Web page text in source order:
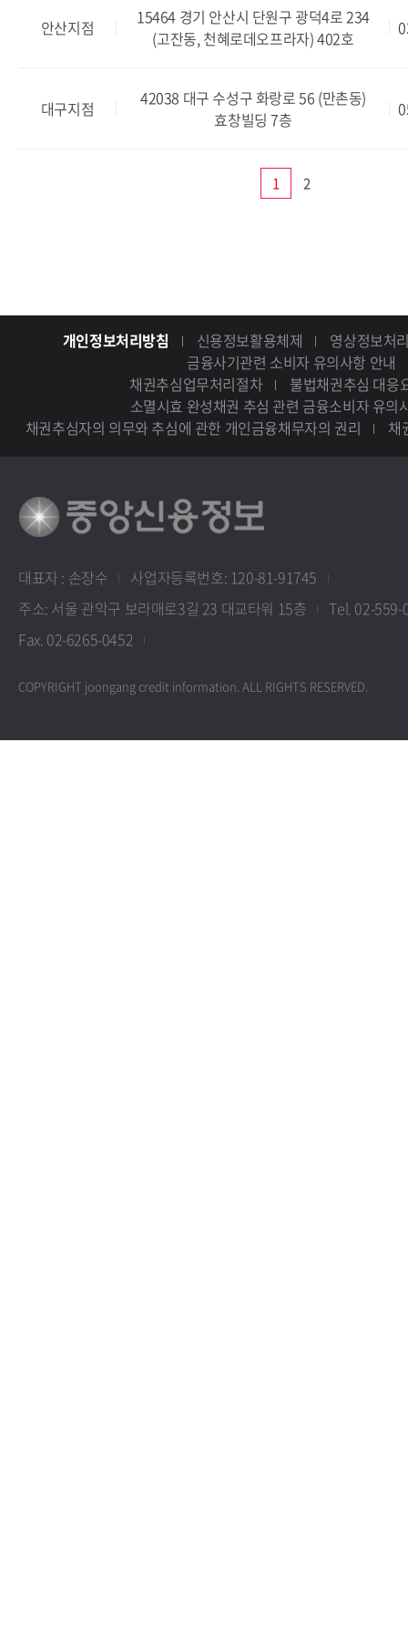
안산지점
15464 경기 안산시 단원구 광덕4로 234
(고잔동, 천혜로데오프라자) 402호
대구지점
42038 대구 수성구 화랑로 56 (만촌동)
효창빌딩 7층
1 2
개인정보처리방침 신용정보활용체제
영상정보처
금융사기관련 소비자 유의사항 안내
채권추심업무처리절차
불법채권추심 대응
소멸시효 완성채권 추심 관련 금융소비자 유의
채권추심자의 의무와 추심에 관한 개인금융채무자의 권리
채
대표자 : 손장수
사업자등록번호: 120-81-91745
주소: 서울 관악구 보라매로3길 23 대교타워 15층
Tel. 02-559-
Fax. 02-6265-0452
COPYRIGHT joongang credit information. ALL RIGHTS RESERVED.